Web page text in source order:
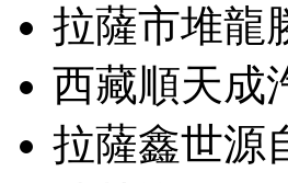
拉薩市堆龍
西藏順天成
拉薩鑫世源